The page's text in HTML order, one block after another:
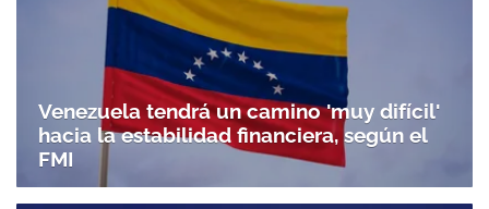
Venezuela tendrá un camino 'muy difícil'
hacia la estabilidad financiera, según el
FMI